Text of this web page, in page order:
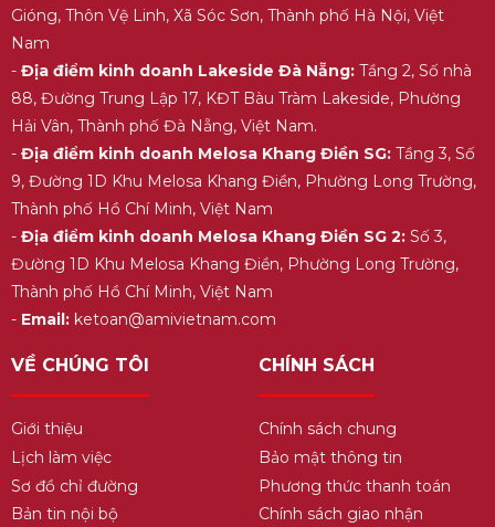
Gióng, Thôn Vệ Linh, Xã Sóc Sơn, Thành phố Hà Nội, Việt
Nam
- Địa điểm kinh doanh Lakeside Đà Nẵng:Tầng 2, Số nhà
88, Đường Trung Lập 17, KĐT Bàu Tràm Lakeside, Phường
Hải Vân, Thành phố Đà Nẵng, Việt Nam.
- Địa điểm kinh doanh Melosa Khang Điền SG:Tầng 3, Số
9, Đường 1D Khu Melosa Khang Điền, Phường Long Trường,
Thành phố Hồ Chí Minh, Việt Nam
- Địa điểm kinh doanh Melosa Khang Điền SG 2:Số 3,
Đường 1D Khu Melosa Khang Điền, Phường Long Trường,
Thành phố Hồ Chí Minh, Việt Nam
- Email:ketoan@amivietnam.com
VỀ CHÚNG TÔI
Giới thiệu
Lịch làm việc
Sơ đồ chỉ đường
Bản tin nội bộ
CHÍNH SÁCH
Chính sách chung
Bảo mật thông tin
Phương thức thanh toán
Chính sách giao nhận